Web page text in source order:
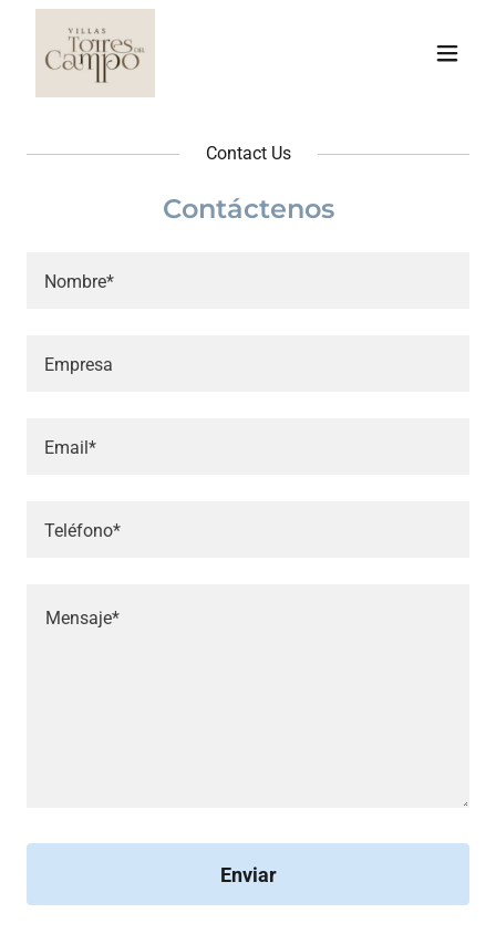
Contact Us
Contáctenos
Nombre*
Empresa
Email*
Teléfono*
Enviar